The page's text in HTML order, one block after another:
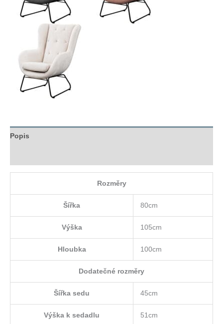
Popis
Rozměry
Šířka 80cm
Výška 105cm
Hloubka 100cm
Dodatečné rozměry
Šířka sedu 45cm
Výška k sedadlu 51cm